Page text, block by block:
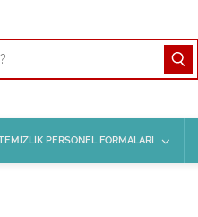
PERSONEL FORMALARI